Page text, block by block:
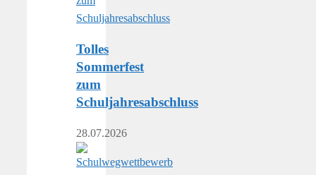
Tolles
Sommerfest
zum
Schuljahresabschluss
28.07.2026